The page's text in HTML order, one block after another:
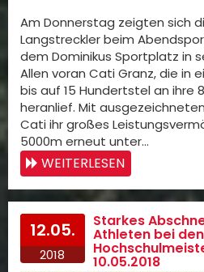
Am Donnerstag zeigten sich
Langstreckler beim
dem Dominikus Sportplatz in
Allen voran Cati Granz, die in
bis auf 15 Hundertstel an ihre
heranlief. Mit
Cati ihr großes
5000m erneut unter…
WEITERLESEN
12.05.
2018
Starkes
Athleten bei
10.05.2018